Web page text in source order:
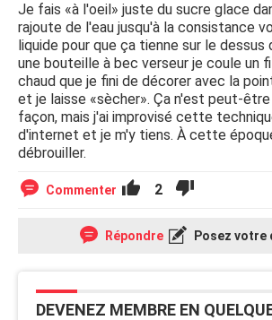
Je fais «à l'oeil» juste du sucre glace
rajoute de l'eau jusqu'à la consistance
liquide pour que ça tienne sur le dessus
une bouteille à bec verseur je coule un
chaud que je fini de décorer avec la
et je laisse «sècher». Ça n'est peut-être
façon, mais j'ai improvisé cette
d'internet et je m'y tiens. À cette
débrouiller.
Commenter 2
Répondre Posez votre
DEVENEZ MEMBRE EN